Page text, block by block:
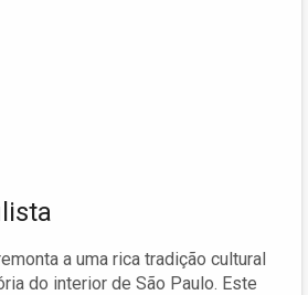
a uma rica tradição cultural
do interior de São Paulo. Este